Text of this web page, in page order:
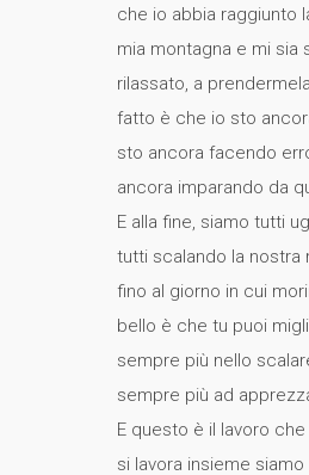
che io abbia raggiunto
mia montagna e mi sia
rilassato, a
fatto è che io sto
sto ancora facendo
ancora imparando da
E alla fine, siamo tutti
tutti scalando la nostra
fino al giorno in cui
bello è che tu puoi
sempre più nello
sempre più ad
E questo è il lavoro
si lavora insieme siamo